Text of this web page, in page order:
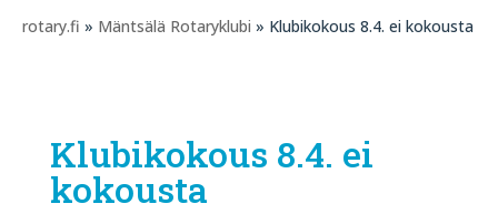
rotary.fi » Mäntsälä Rotaryklubi » Klubikokous 8.4. ei kokousta
Klubikokous 8.4. ei
kokousta